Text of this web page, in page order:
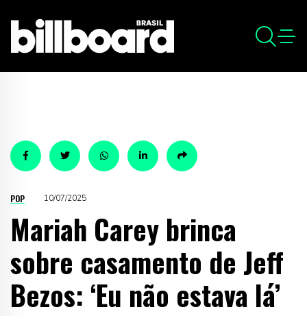
POP 10/07/2025
Mariah Carey brinca
sobre casamento de Jeff
Bezos: ‘Eu não estava lá’